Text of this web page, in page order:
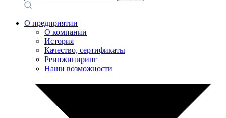
О предприятии
О компании
История
Качество, сертификаты
Реинжиниринг
Наши возможности